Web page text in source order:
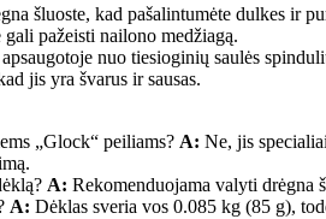
šluoste, kad pašalintumėte dulkes ir
pažeisti nailono medžiagą.
nuo tiesioginių saulės
jis yra švarus ir sausas.
„Glock“ peiliams? A: Ne, jis
A: Rekomenduojama valyti drėgna
A: Dėklas sveria vos 0.085 kg (85 g),